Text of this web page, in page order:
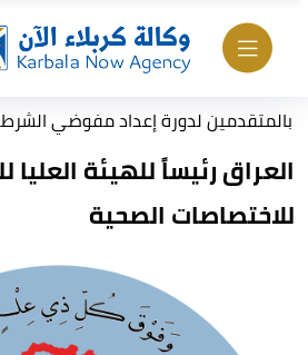
لدورة إعداد مفوضي الشرطة
العراق رئيساً للهيئة
للاختصاصات الصحية